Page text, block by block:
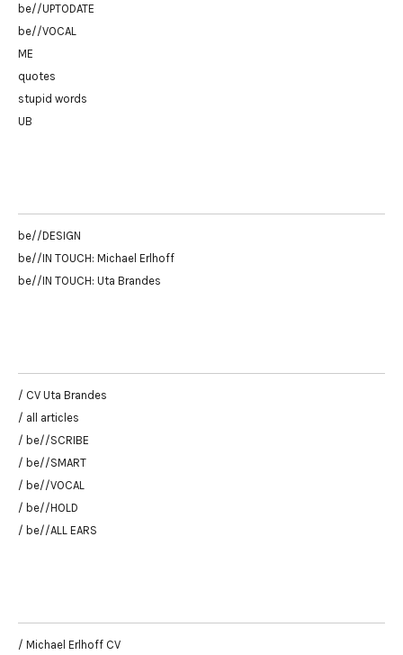
be//UPTODATE
be//VOCAL
ME
quotes
stupid words
UB
be//DESIGN
be//IN TOUCH: Michael Erlhoff
be//IN TOUCH: Uta Brandes
/ CV Uta Brandes
/ all articles
/ be//SCRIBE
/ be//SMART
/ be//VOCAL
/ be//HOLD
/ be//ALL EARS
/ Michael Erlhoff CV